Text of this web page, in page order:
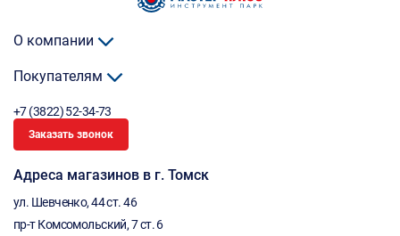
О компании
Покупателям
+7 (3822) 52-34-73
Заказать звонок
Адреса магазинов в г. Томск
ул. Шевченко, 44 ст. 46
пр-т Комсомольский, 7 ст. 6